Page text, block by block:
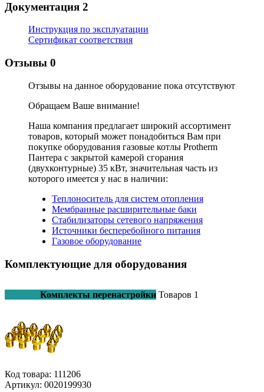
Документация 2
Инструкция по эксплуатации
Сертификат соответствия
Отзывы 0
Отзывы на данное оборудование пока отсутствуют
Обращаем Ваше внимание!
Наша компания предлагает широкий ассортимент
товаров, который может понадобиться Вам при
покупке оборудования газовые котлы Protherm
Пантера с закрытой камерой сгорания
(двухконтурные) 35 кВт, значительная часть из
которого имеется у нас в наличии:
Теплоноситель для систем отопления
Мембранные расширительные баки
Стабилизаторы сетевого напряжения
Источники бесперебойного питания
Газовое оборудование
Комплектующие для оборудования
Комплекты перенастройки Товаров 1
Код товара: 111206
Артикул: 0020199930